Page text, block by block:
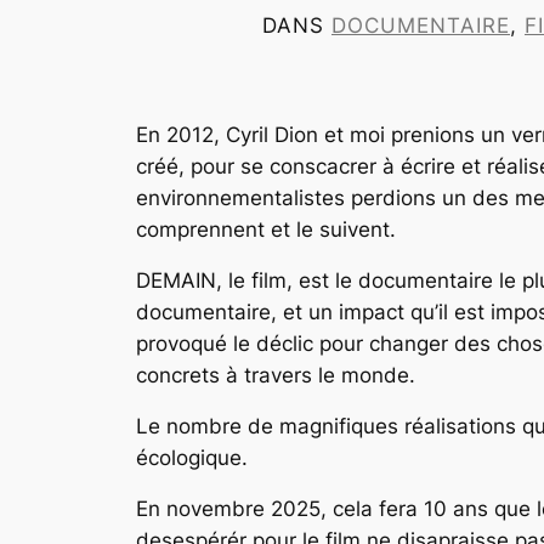
DANS DOCUMENTAIRE,
En 2012, Cyril Dion et moi prenions un
créé, pour se conscacrer à écrire et
environnementalistes perdions un des
comprennent et le suivent.
DEMAIN, le film, est le documentaire le
documentaire, et un impact qu’il est
provoqué le déclic pour changer des
concrets à travers le monde.
Le nombre de magnifiques réalisations
écologique.
En novembre 2025, cela fera 10 ans